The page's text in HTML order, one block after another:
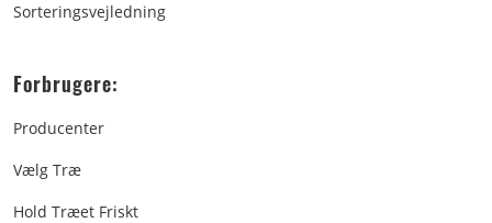
Sorteringsvejledning
Forbrugere:
Producenter
Vælg Træ
Hold Træet Friskt